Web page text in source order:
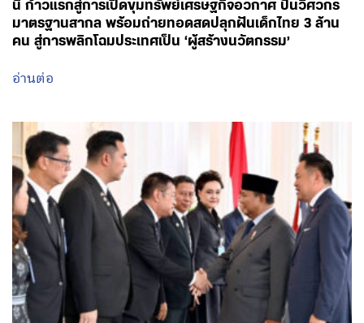
นี้ ก้าวแรกสู่การเปิดขุมทรัพย์เศรษฐกิจอวกาศ ปั้นวิศวกร
มาตรฐานสากล พร้อมถ่ายทอดสดปลุกฝันเด็กไทย 3 ล้าน
คน สู่การพลิกโฉมประเทศเป็น ‘ผู้สร้างนวัตกรรม’
อ่านต่อ